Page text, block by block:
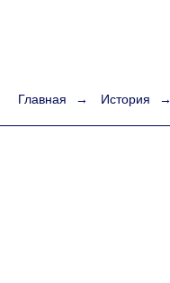
Главная → История →